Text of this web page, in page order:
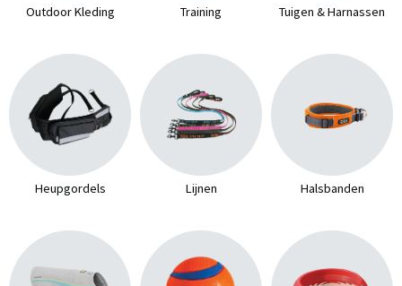
Outdoor Kleding Training Tuigen & Harnassen
Heupgordels Lijnen Halsbanden